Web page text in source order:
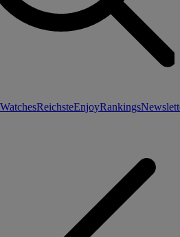
WatchesReichsteEnjoyRankings